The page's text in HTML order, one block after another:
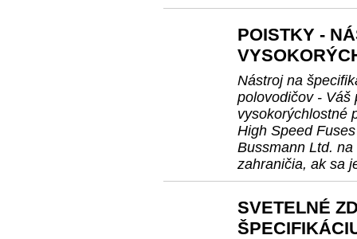
POISTKY -
Nástroj na
polovodičov - Váš
vysokorýchlostné
High Speed
Bussmann Ltd.
zahraničia, ak sa
SVETELNÉ